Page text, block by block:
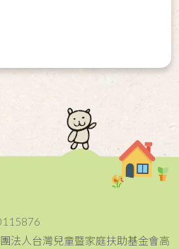
人台灣兒童暨家庭扶助基金會高